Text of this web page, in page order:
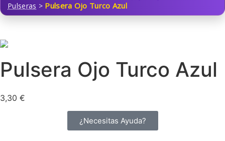
Pulseras > Pulsera Ojo Turco Azul
Pulsera Ojo Turco Azul
3,30 €
¿Necesitas Ayuda?